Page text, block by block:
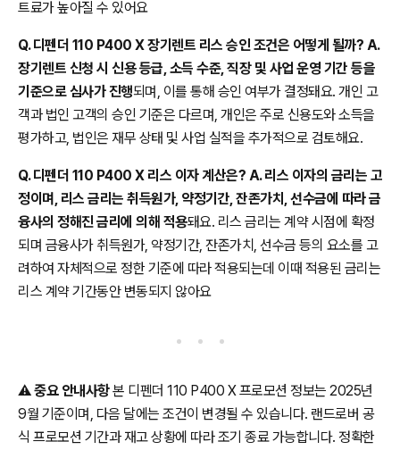
트료가 높아질 수 있어요
Q. 디펜더 110 P400 X 장기렌트 리스 승인 조건은 어떻게 될까? A.
장기렌트 신청 시 신용 등급, 소득 수준, 직장 및 사업 운영 기간 등을
기준으로 심사가 진행되며, 이를 통해 승인 여부가 결정돼요. 개인 고
객과 법인 고객의 승인 기준은 다르며, 개인은 주로 신용도와 소득을
평가하고, 법인은 재무 상태 및 사업 실적을 추가적으로 검토해요.
Q. 디펜더 110 P400 X 리스 이자 계산은? A. 리스 이자의 금리는 고
정이며, 리스 금리는 취득원가, 약정기간, 잔존가치, 선수금에 따라 금
융사의 정해진 금리에 의해 적용돼요. 리스 금리는 계약 시점에 확정
되며 금융사가 취득원가, 약정기간, 잔존가치, 선수금 등의 요소를 고
려하여 자체적으로 정한 기준에 따라 적용되는데 이때 적용된 금리는
리스 계약 기간동안 변동되지 않아요
⚠️중요 안내사항본 디펜더 110 P400 X 프로모션 정보는 2025년
9월 기준이며, 다음 달에는 조건이 변경될 수 있습니다. 랜드로버 공
식 프로모션 기간과 재고 상황에 따라 조기 종료 가능합니다. 정확한